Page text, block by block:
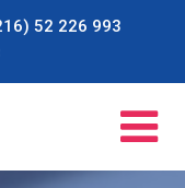
52 226 993